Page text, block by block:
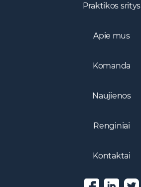
Praktikos sritys
Apie mus
Komanda
Naujienos
Renginiai
Kontaktai